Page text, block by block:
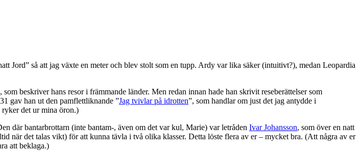
Jord” så att jag växte en meter och blev stolt som en tupp. Ardy var lika säker (intuitivt?), medan Leopardia
beskriver hans resor i främmande länder. Men redan innan hade han skrivit reseberättelser som
gav han ut den pamflettliknande ”Jag tvivlar på idrotten”, som handlar om just det jag antydde i
det ur mina öron.)
där bantarbrottarn (inte bantam-, även om det var kul, Marie) var letråden Ivar Johansson, som över en natt
när det talas vikt) för att kunna tävla i två olika klasser. Detta löste flera av er – mycket bra. (Att några av er
att beklaga.)